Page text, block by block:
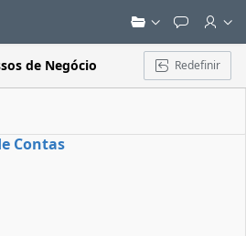
de Negócio Redefinir
Contas